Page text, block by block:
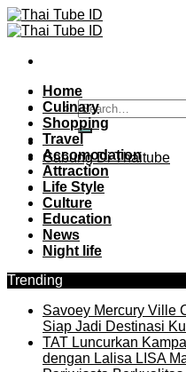
Skip
to
Gabung Di Thaitube
Home
Culinary
Shopping
Travel
Accomodation
Attraction
Life Style
Culture
Education
News
Night life
Trending
Savoey Mercury Ville
Siap Jadi Destinasi
TAT Luncurkan
dengan Lalisa LISA